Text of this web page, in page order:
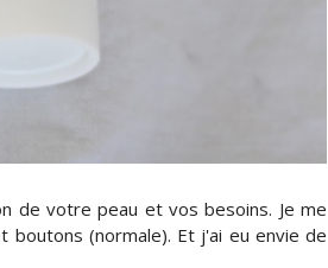
de votre peau et vos besoins. Je me
(normale). Et j'ai eu envie de